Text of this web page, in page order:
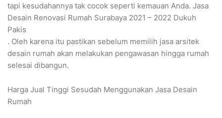
tapi kesudahannya tak cocok seperti kemauan Anda. Jasa
Desain Renovasi Rumah Surabaya 2021 – 2022 Dukuh
Pakis
. Oleh karena itu pastikan sebelum memilih jasa arsitek
desain rumah akan melakukan pengawasan hingga rumah
selesai dibangun.
Harga Jual Tinggi Sesudah Menggunakan Jasa Desain
Rumah